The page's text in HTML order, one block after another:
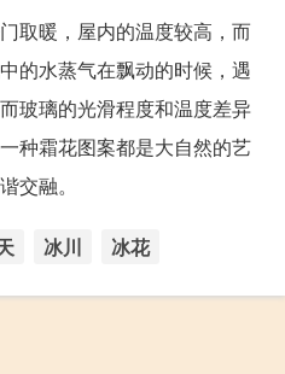
取暖，屋内的温度较高，而
的水蒸气在飘动的时候，遇
玻璃的光滑程度和温度差异
种霜花图案都是大自然的艺
交融。
冰川 冰花